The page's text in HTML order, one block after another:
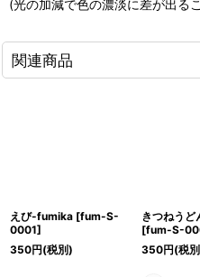
(光の加減で色の濃淡に差が出る
関連商品
えび-fumika [fum-S-
0001]
350円(税別)
きつねう
[fum-S-
350円(税